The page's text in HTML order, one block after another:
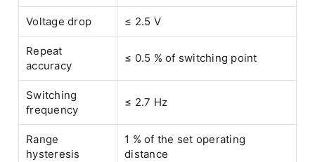
Voltage drop ≤ 2.5 V
Repeat
accuracy
≤ 0.5 % of switching point
Switching
frequency
≤ 2.7 Hz
Range
hysteresis
1 % of the set operating
distance